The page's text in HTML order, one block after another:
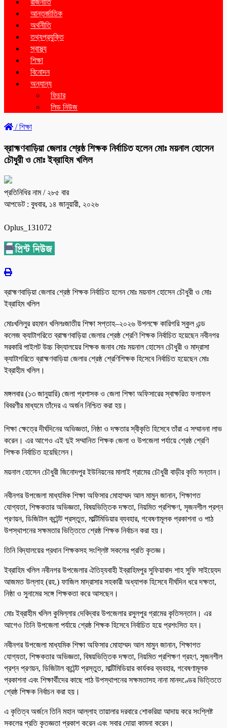
রাজনীতি
আন্তর্জাতিক
অর্থনীতি
তথ্যপ্রযুক্তি
স্বাস্থ্য
শিক্ষা
বিনোদন
অন্যান্য
ফিচার
লিড নিউজ
/শিক্ষা
ব্রাহ্মণবাড়িয়া জেলার শ্রেষ্ঠ শিক্ষক নির্বাচিত হলেন মোঃ ময়নাল হোসেন
চৌধুরী ও মোঃ ইব্রাহিম খলিল
প্রতিনিধির নাম/ ২৮৫ বার
আপডেট : বুধবার, ১৪ জানুয়ারী, ২০২৬
Oplus_131072
ব্রাহ্মণবাড়িয়া জেলার শ্রেষ্ঠ শিক্ষক নির্বাচিত হলেন মোঃ ময়নাল হোসেন চৌধুরী ও মোঃ
ইব্রাহিম খলিল
মোঃখলিলুর রহমান খলিলঃ‎জাতীয় শিক্ষা সপ্তাহ–২০২৬ উপলক্ষে কারিগরি স্কুল এন্ড
কলেজ ক্যাটাগরিতে ব্রাহ্মণবাড়িয়া জেলার শ্রেষ্ঠ শ্রেণি শিক্ষক নির্বাচিত হয়েছেন নবীনগর
সরকারি পাইলট উচ্চ বিদ্যালয়ের শিক্ষক জনাব মোঃ ময়নাল হোসেন চৌধুরী ও মাদ্রাসা
ক্যাটাগরিতে ব্রাহ্মণবাড়িয়া জেলার শ্রেষ্ঠ শ্রেণিশিক্ষক হিসেবে নির্বাচিত হয়েছেন মোঃ
ইব্রাহীম খলিল।
‎মঙ্গলবার (১৩ জানুয়ারি) জেলা প্রশাসক ও জেলা শিক্ষা অফিসারের স্বাক্ষরিত ফলাফল
বিবরণীর মাধ্যমে তাঁদের এ অর্জন নিশ্চিত করা হয়।
‎শিক্ষা ক্ষেত্রে দীর্ঘদিনের অভিজ্ঞতা, নিষ্ঠা ও দক্ষতার স্বীকৃতি হিসেবে তাঁরা এ সম্মাননা লাভ
করেন। এর আগেও এই দুই সম্মানিত শিক্ষক জেলা ও উপজেলা পর্যায়ে শ্রেষ্ঠ শ্রেণি
শিক্ষক নির্বাচিত হয়েছিলেন।
ময়নাল হোসেন চৌধুরী জিনোদপুর ইউনিয়নের মালাই গ্রামের চৌধুরী বাড়ীর কৃতি সন্তান।
‎নবীনগর উপজেলা মাধ্যমিক শিক্ষা অফিসার মোহাম্মদ আল মামুন জানান, শিক্ষাগত
যোগ্যতা, শিক্ষকতার অভিজ্ঞতা, বিষয়ভিত্তিক দক্ষতা, নিয়মিত প্রশিক্ষণ, সৃজনশীল প্রশ্ন
প্রণয়ন, ডিজিটাল কন্টেন্ট প্রস্তুত, মাল্টিমিডিয়ার ব্যবহার, গবেষণামূলক প্রকাশনা ও পাঠ
উপস্থাপনের সক্ষমতার ভিত্তিতে শ্রেষ্ঠ শিক্ষক নির্বাচন করা হয়।
‎তিনি বিদ্যালয়ের প্রধান শিক্ষকসহ সংশ্লিষ্ট সকলের প্রতি কৃতজ্ঞ।
ইব্রাহিম খলিল নবীনগর উপজেলার ঐতিহ্যবাহী ইব্রাহিমপুর সুফিয়াবাদ শাহ সুফি সাইয়্যেদ
আজমত উল্লাহ (রহ.) ফাজিল মাদ্রাসার সহকারী অধ্যাপক হিসেবে দীর্ঘদিন ধরে দক্ষতা,
নিষ্ঠা ও সুনামের সঙ্গে শিক্ষকতা করে আসছেন।
মোঃ ইব্রাহীম খলিল কুমিল্লার দেবিদ্বার উপজেলার রসুলপুর গ্রামের কৃতিসন্তান। এর
আগেও তিনি উপজেলা পর্যায়ে শ্রেষ্ঠ শিক্ষক হিসেবে নির্বাচিত হয়ে প্রশংসিত হন।
নবীনগর উপজেলা মাধ্যমিক শিক্ষা অফিসার মোহাম্মদ আল মামুন জানান, শিক্ষাগত
যোগ্যতা, শিক্ষকতার অভিজ্ঞতা, বিষয়ভিত্তিক দক্ষতা, নিয়মিত প্রশিক্ষণ গ্রহণ, সৃজনশীল
প্রশ্ন প্রণয়ন, ডিজিটাল কন্টেন্ট প্রস্তুত, মাল্টিমিডিয়ার কার্যকর ব্যবহার, গবেষণামূলক
প্রকাশনা এবং শিক্ষার্থীদের কাছে পাঠ উপস্থাপনের সক্ষমতাসহ নানা মানদণ্ডের ভিত্তিতে
শ্রেষ্ঠ শিক্ষক নির্বাচন করা হয়।
এ কৃতিত্ব অর্জনে তিনি মহান আল্লাহ তায়ালার দরবারে শোকরিয়া আদায় করে সংশ্লিষ্ট
সকলের প্রতি কৃতজ্ঞতা প্রকাশ করেন এবং সবার দোয়া কামনা করেন।